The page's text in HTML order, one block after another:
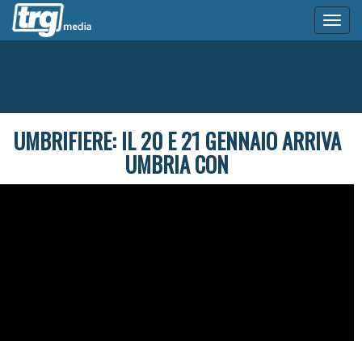
UMBRIFIERE: IL 20 E 21 GENNAIO ARRIVA
UMBRIA CON